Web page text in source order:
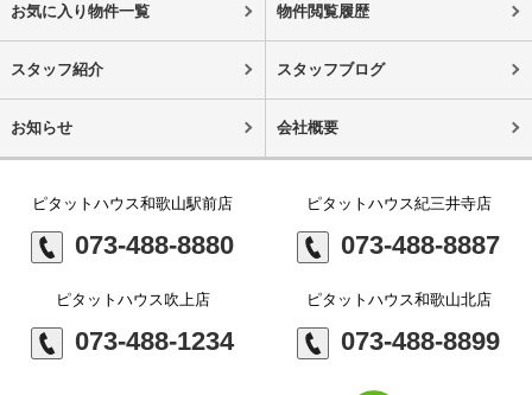
お気に入り物件一覧 物件閲覧履歴
スタッフ紹介 スタッフブログ
お知らせ 会社概要
ピタットハウス和歌山駅前店
073-488-8880
ピタットハウス紀三井寺店
073-488-8887
ピタットハウス吹上店
073-488-1234
ピタットハウス和歌山北店
073-488-8899